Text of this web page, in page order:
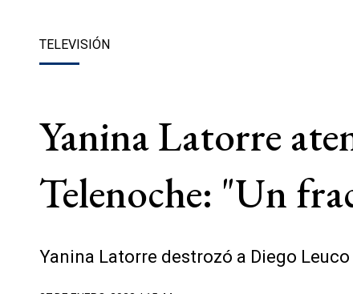
TELEVISIÓN
Yanina Latorre
Telenoche: "Un
Yanina Latorre destrozó a Diego